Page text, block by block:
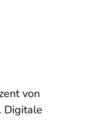
von
Digitale